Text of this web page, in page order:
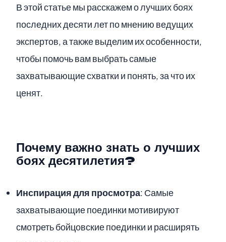
В этой статье мы расскажем о лучших боях
последних десяти лет по мнению ведущих
экспертов, а также выделим их особенности,
чтобы помочь вам выбрать самые
захватывающие схватки и понять, за что их
ценят.
Почему важно знать о лучших
боях десятилетия?
Инспирация для просмотра: Самые
захватывающие поединки мотивируют
смотреть бойцовские поединки и расширять